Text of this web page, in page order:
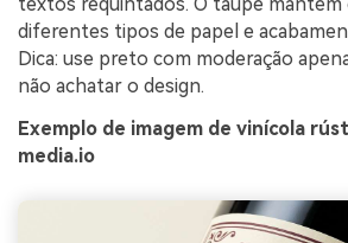
diferentes tipos de papel e
Dica: use preto com moderação
não achatar o design.
Exemplo de imagem de vinícola
media.io